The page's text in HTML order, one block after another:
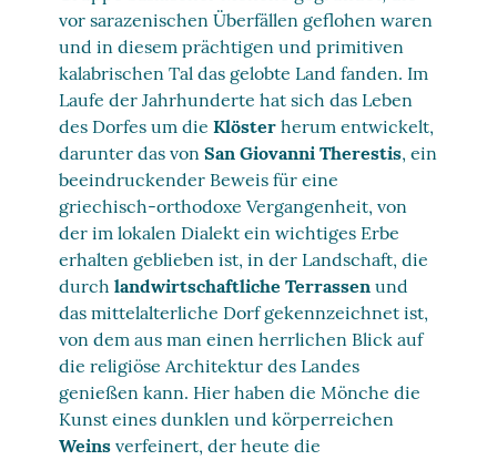
vor sarazenischen Überfällen geflohen waren
und in diesem prächtigen und primitiven
kalabrischen Tal das gelobte Land fanden. Im
Laufe der Jahrhunderte hat sich das Leben
des Dorfes um dieKlösterherum entwickelt,
darunter das vonSan Giovanni Therestis, ein
beeindruckender Beweis für eine
griechisch-orthodoxe Vergangenheit, von
der im lokalen Dialekt ein wichtiges Erbe
erhalten geblieben ist, in der Landschaft, die
durchlandwirtschaftliche Terrassen und
das mittelalterliche Dorf gekennzeichnet ist,
von dem aus man einen herrlichen Blick auf
die religiöse Architektur des Landes
genießen kann. Hier haben die Mönche die
Kunst eines dunklen und körperreichen
Weinsverfeinert, der heute die